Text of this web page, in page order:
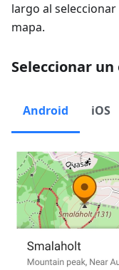
largo al
mapa.
Seleccionar
Android iOS